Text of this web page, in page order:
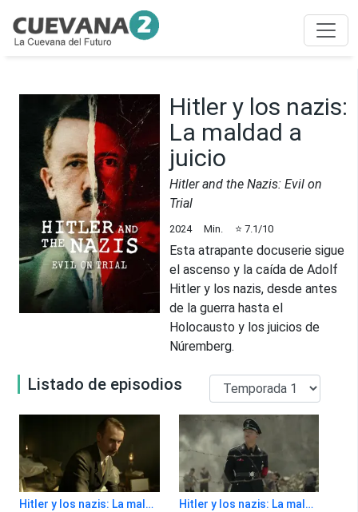
Hitler y los nazis:
La maldad a
juicio
Hitler and the Nazis: Evil on
Trial
2024 Min. ⭐ 7.1/10
Esta atrapante docuserie sigue
el ascenso y la caída de Adolf
Hitler y los nazis, desde antes
de la guerra hasta el
Holocausto y los juicios de
Núremberg.
Listado de episodios
Hitler y los nazis: La maldad a juicio 1x1 Hitler y los nazis: La maldad a juicio 1x2